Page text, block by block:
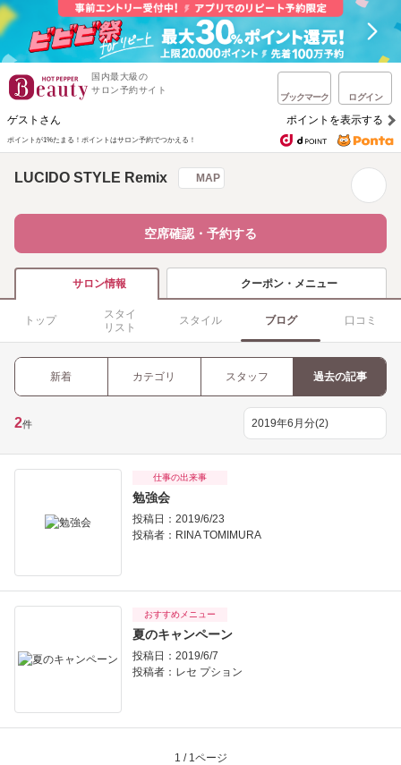
国内最大級の
サロン予約サイト
ブックマーク ログイン
ゲストさん ポイントを表示する
ポイントが1%たまる！ ポイントはサロン予約でつかえる！
LUCIDO STYLE Remix MAP
空席確認・予約する
サロン情報 クーポン・メニュー
トップ
スタイ
リスト
スタイル ブログ 口コミ
新着 カテゴリ スタッフ 過去の記事
2件
仕事の出来事
勉強会
投稿日：2019/6/23
投稿者： RINA TOMIMURA
おすすめメニュー
夏のキャンペーン
投稿日：2019/6/7
投稿者： レセ プション
1 / 1ページ